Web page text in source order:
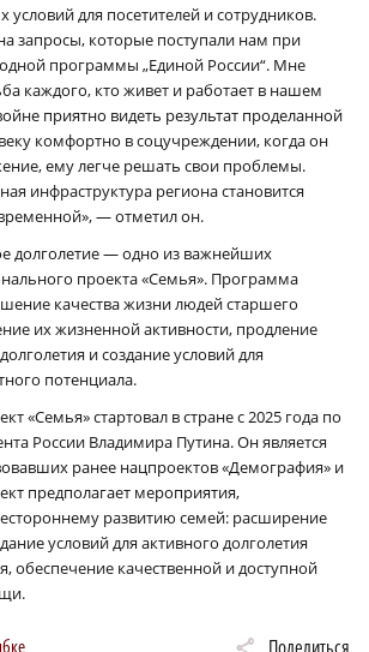
условий для посетителей и сотрудников.
запросы, которые поступали нам при
программы „Единой России“. Мне
каждого, кто живет и работает в нашем
приятно видеть результат проделанной
комфортно в соцучреждении, когда он
ему легче решать свои проблемы.
инфраструктура региона становится
— отметил он.
долголетие — одно из важнейших
проекта «Семья». Программа
качества жизни людей старшего
их жизненной активности, продление
и создание условий для
потенциала.
«Семья» стартовал в стране с 2025 года по
России Владимира Путина. Он является
ранее нацпроектов «Демография» и
предполагает мероприятия,
развитию семей: расширение
условий для активного долголетия
обеспечение качественной и доступной